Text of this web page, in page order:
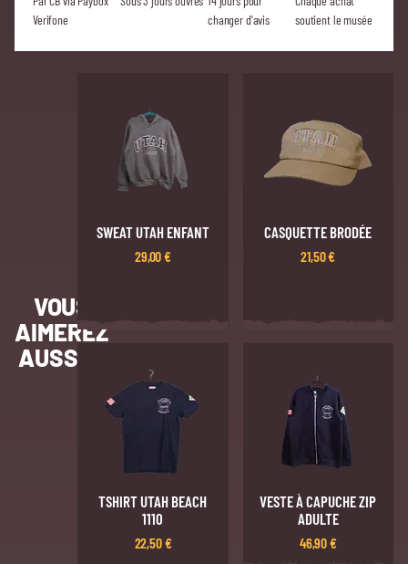
Verifone
changer d'avis
soutient le musée
VOUS
AIMEREZ
AUSSI…
SWEAT UTAH ENFANT
29,00€
CASQUETTE BRODÉE
21,50€
TSHIRT UTAH BEACH
1110
22,50€
VESTE À CAPUCHE ZIP
ADULTE
46,90€